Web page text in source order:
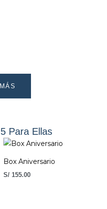
Para Ellas
Box Aniversario
S/ 155.00